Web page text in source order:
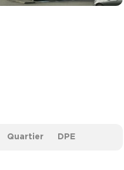
Quartier DPE